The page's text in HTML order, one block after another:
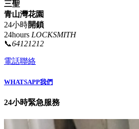
三聖
青山灣花園
24小時開鎖
24hours LOCKSMITH
📞64121212
電話聯絡
WHATSAPP我們
24小時緊急服務